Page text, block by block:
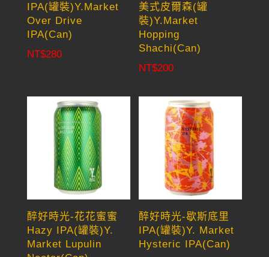
IPA(罐裝)Y.Market
Over Drive
IPA(Can)
NT$280
美式皮爾森(罐
裝)Y.Market
Hopping
Shachi(Can)
NT$200
醉好時光-花花蜜蜜
Hazy IPA(罐裝)Y.
Market Lupulin
醉好時光-歇斯底里
IPA(罐裝)Y. Market
Hysteric IPA(Can)